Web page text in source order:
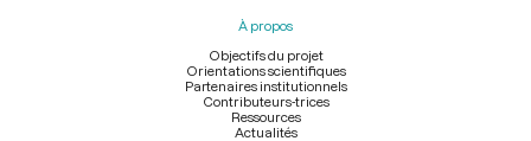
À propos
Objectifs du projet
Orientations scientifiques
Partenaires institutionnels
Contributeurs-trices
Ressources
Actualités